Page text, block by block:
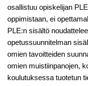
osallistuu opiskelijan
oppimistaan, ei
PLE:n sisältö
opetussuunnitelman
omien tavoitteiden
omien muistiinpanojen,
koulutuksessa tuotetun